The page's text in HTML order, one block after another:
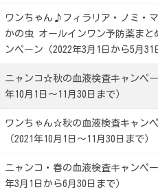
ワンちゃん♪フィラリア・ノミ・
かの虫 オールインワン予防薬まと
ンペーン（2022年3月1日から5月31
ニャンコ☆秋の血液検査キャンペー
年10月1日～11月30日まで）
ワンちゃん☆秋の血液検査キャン
（2021年10月1日～11月30日まで）
ニャンコ・春の血液検査キャンペー
年3月1日から6月30日まで）